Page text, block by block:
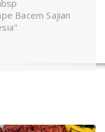
Bacem Sajian